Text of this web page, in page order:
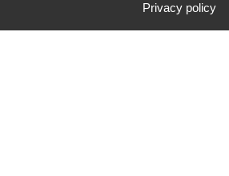
Privacy policy